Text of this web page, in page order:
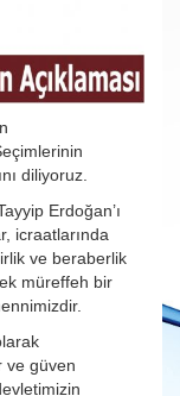
diliyoruz.
Erdoğan’ı
icraatlarında
ve beraberlik
müreffeh bir
ve güven